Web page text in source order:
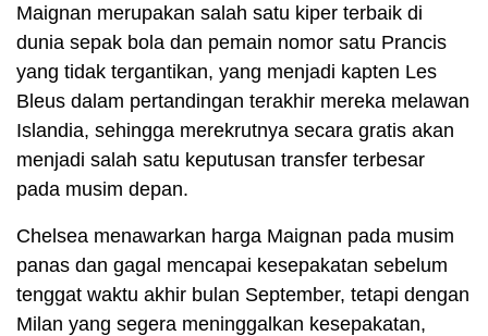
Maignan merupakan salah satu kiper terbaik di
dunia sepak bola dan pemain nomor satu Prancis
yang tidak tergantikan, yang menjadi kapten Les
Bleus dalam pertandingan terakhir mereka melawan
Islandia, sehingga merekrutnya secara gratis akan
menjadi salah satu keputusan transfer terbesar
pada musim depan.
Chelsea menawarkan harga Maignan pada musim
panas dan gagal mencapai kesepakatan sebelum
tenggat waktu akhir bulan September, tetapi dengan
Milan yang segera meninggalkan kesepakatan,